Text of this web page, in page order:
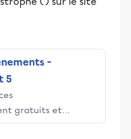
-
5
gratuits et
engage les élèves